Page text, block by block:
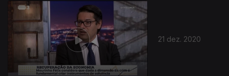
21 dez. 2020
513423